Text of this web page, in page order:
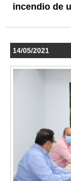
incendio de
14/05/2021